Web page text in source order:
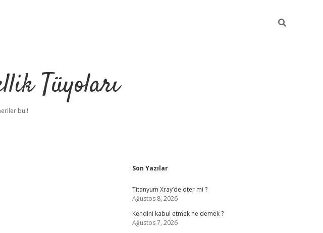
Tüyoları
bul!
Sidebar
Son Yazılar
Titanyum Xray’de öter mi ?
Ağustos 8, 2026
Kendini kabul etmek ne demek ?
Ağustos 7, 2026
hiltonbet giriş